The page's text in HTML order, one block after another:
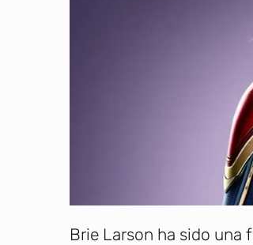
Brie Larson ha sido una